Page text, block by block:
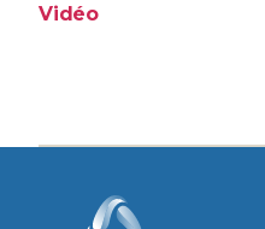
Vidéo